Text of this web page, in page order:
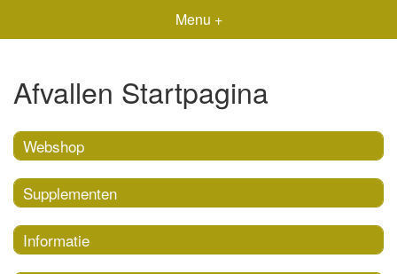
Menu +
Afvallen Startpagina
Webshop
Supplementen
Informatie